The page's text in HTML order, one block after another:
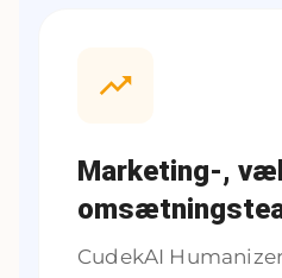
Marketing-,
CudekAI